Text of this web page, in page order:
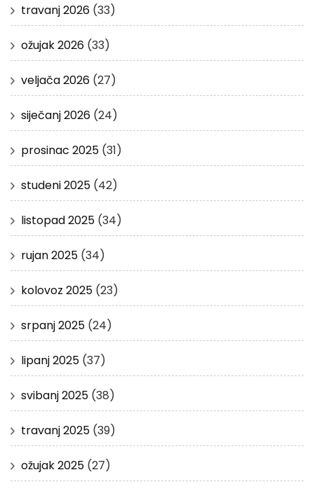
travanj 2026 (33)
ožujak 2026 (33)
veljača 2026 (27)
siječanj 2026 (24)
prosinac 2025 (31)
studeni 2025 (42)
listopad 2025 (34)
rujan 2025 (34)
kolovoz 2025 (23)
srpanj 2025 (24)
lipanj 2025 (37)
svibanj 2025 (38)
travanj 2025 (39)
ožujak 2025 (27)